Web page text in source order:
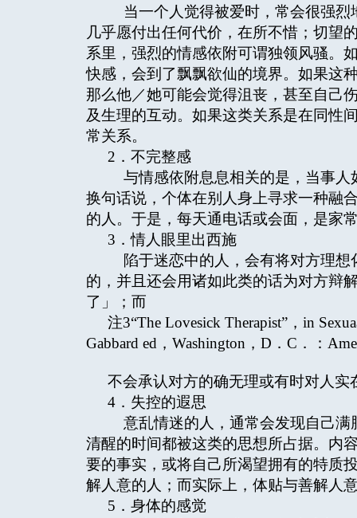
当一个人觉得被爱时，常会很强烈
几乎愿付出任何代价，在所不惜；切望
系里，强烈的情感依附可谓独领风骚。
快感，会到了飘飘欲仙的境界。如果这
那么他／她可能会觉得沮丧，甚至自己
及生理的互动。如果这类关系是在同性
常关系。
2．不完整感
与情感依附息息相关的是，当事人
换句话说，个体在别人身上寻求一种融
的人。于是，每天通电话或会面，是家
3．情人眼里出西施
陷于迷恋中的人，会有将对方理想
的，并且还会用诸如此类的话为对方辩
了」；而
注3“The Lovesick Therapist”，in
Gabbard ed，Washington，D．C．：
不会承认对方的确无理或有时对人实
4．失控的遐思
意乱情迷的人，通常会发现自己满
清醒的时间都被这类的思想所占据。内
要的事实，或将自己所渴望拥有的特质
解人意的人；而实际上，体贴与善解人
5．身体的感觉